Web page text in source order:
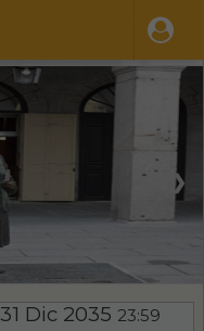
❯
31 Dic 2035 23:59